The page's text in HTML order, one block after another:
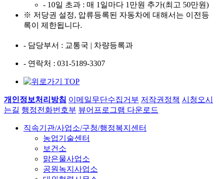
- 10일 초과 : 매 1일마다 1만원 추가(최고 50만원)
※ 저당권 설정, 압류등록된 자동차에 대해서는 이전등
록이 제한됩니다.
- 담당부서 : 교통국 | 차량등록과
- 연락처 : 031-5189-3307
개인정보처리방침 이메일무단수집거부 저작권정책 시청오시
는길 행정전화번호부 뷰어프로그램 다운로드
직속기관/사업소/구청/행정복지센터
농업기술센터
보건소
맑은물사업소
공원녹지사업소